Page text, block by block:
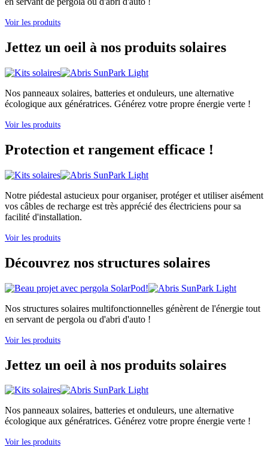
Voir les produits
Jettez un oeil à nos produits solaires
Nos panneaux solaires, batteries et onduleurs, une alternative
écologique aux génératrices. Générez votre propre énergie verte !
Voir les produits
Protection et rangement efficace !
Notre piédestal astucieux pour organiser, protéger et utiliser aisément
vos câbles de recharge est très apprécié des électriciens pour sa
facilité d'installation.
Voir les produits
Découvrez nos structures solaires
Nos structures solaires multifonctionnelles génèrent de l'énergie tout
en servant de pergola ou d'abri d'auto !
Voir les produits
Jettez un oeil à nos produits solaires
Nos panneaux solaires, batteries et onduleurs, une alternative
écologique aux génératrices. Générez votre propre énergie verte !
Voir les produits